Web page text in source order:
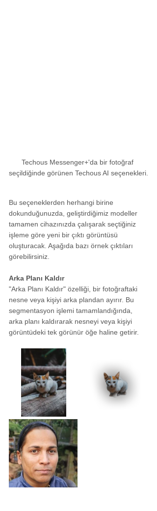
Techous Messenger+'da bir fotoğraf
seçildiğinde görünen Techous AI seçenekleri.
Bu seçeneklerden herhangi birine
dokunduğunuzda, geliştirdiğimiz modeller
tamamen cihazınızda çalışarak seçtiğiniz
işleme göre yeni bir çıktı görüntüsü
oluşturacak. Aşağıda bazı örnek çıktıları
görebilirsiniz.
Arka Planı Kaldır
"Arka Planı Kaldır" özelliği, bir fotoğraftaki
nesne veya kişiyi arka plandan ayırır. Bu
segmentasyon işlemi tamamlandığında,
arka planı kaldırarak nesneyi veya kişiyi
görüntüdeki tek görünür öğe haline getirir.